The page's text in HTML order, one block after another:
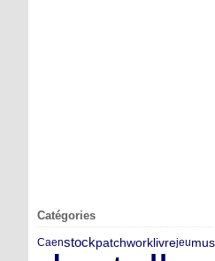
Catégories
Caenstockpatchworklivrejeu